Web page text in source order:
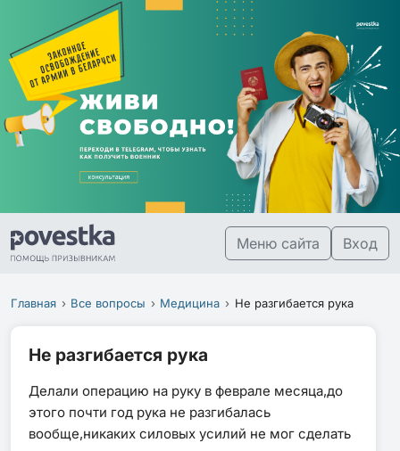
Меню сайта Вход
Главная Все вопросы Медицина Не разгибается рука
Не разгибается рука
Делали операцию на руку в феврале месяца,до
этого почти год рука не разгибалась
вообще,никаких силовых усилий не мог сделать